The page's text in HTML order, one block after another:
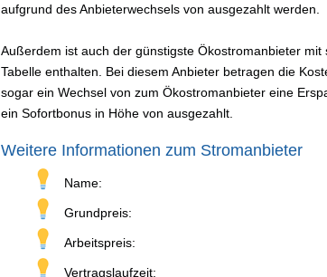
aufgrund des Anbieterwechsels von ausgezahlt werden.
Außerdem ist auch der günstigste Ökostromanbieter
Tabelle enthalten. Bei diesem Anbieter betragen die
sogar ein Wechsel von zum Ökostromanbieter eine
ein Sofortbonus in Höhe von ausgezahlt.
Weitere Informationen zum Stromanbieter
Name:
Grundpreis:
Arbeitspreis:
Vertragslaufzeit: